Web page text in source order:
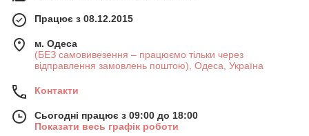
Працює з 08.12.2015
м. Одеса
(БЕЗ самовивезення – працюємо тільки через
відправлення замовлень поштою), Одеса, Україна
Контакти
Сьогодні працює з 09:00 до 18:00
Показати весь графік роботи